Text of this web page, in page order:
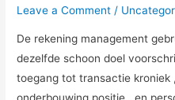
Leave a Comment /
De rekening management
dezelfde schoon doel
toegang tot transactie kroniek